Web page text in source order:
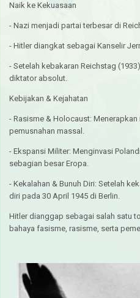
Naik ke Kekuasaan
- Nazi menjadi partai terbesar di
- Hitler diangkat sebagai Kanselir
- Setelah kebakaran Reichstag
diktator absolut.
Kebijakan & Kejahatan
- Rasisme & Holocaust:
pemusnahan massal.
- Ekspansi Militer: Menginvasi
sebagian besar Eropa.
- Kekalahan & Bunuh Diri: Setelah
diri pada 30 April 1945 di Berlin.
Hitler dianggap sebagai salah satu
bahaya fasisme, rasisme, serta